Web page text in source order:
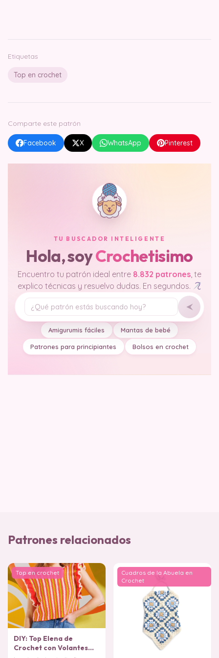
Etiquetas
Top en crochet
Comparte este patrón
Facebook X WhatsApp Pinterest
TU BUSCADOR INTELIGENTE
Hola, soyCrochetisimo
Encuentro tu patrón ideal entre 8.832 patrones, te
explico técnicas y resuelvo dudas. En segundos.
Tu pregunta
Amigurumis fáciles Mantas de bebé
Patrones para principiantes Bolsos en crochet
Patrones relacionados
Top en crochet
DIY: Top Elena de
Crochet con Volantes
Cuadros de la Abuela en
Crochet